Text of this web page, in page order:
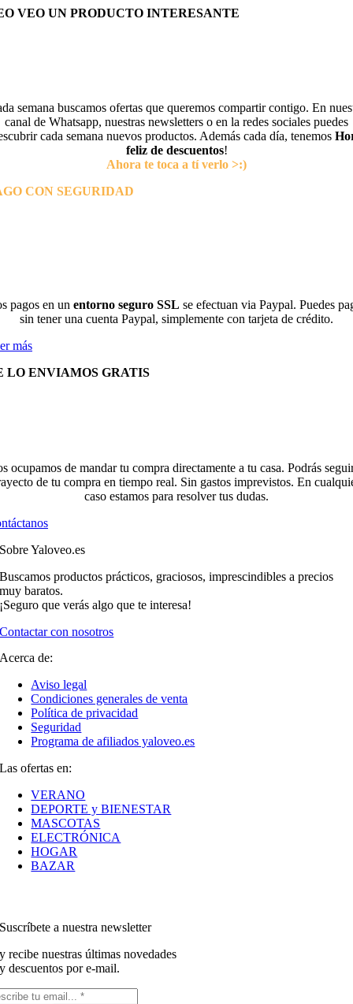
VEO UN PRODUCTO INTERESANTE
semana buscamos ofertas que queremos compartir contigo. En
canal de Whatsapp, nuestras newsletters o en la redes sociales puedes
cada semana nuevos productos. Además cada día, tenemos
feliz de descuentos!
Ahora te toca a tí verlo >:)
CON SEGURIDAD
pagos en un entorno seguro SSL se efectuan via Paypal. Puedes
sin tener una cuenta Paypal, simplemente con tarjeta de crédito.
más
LO ENVIAMOS GRATIS
ocupamos de mandar tu compra directamente a tu casa. Podrás
de tu compra en tiempo real. Sin gastos imprevistos. En
caso estamos para resolver tus dudas.
Sobre Yaloveo.es
Buscamos productos prácticos, graciosos, imprescindibles a precios
muy baratos.
¡Seguro que verás algo que te interesa!
Contactar con nosotros
Acerca de:
Aviso legal
Condiciones generales de venta
Política de privacidad
Seguridad
Programa de afiliados yaloveo.es
Las ofertas en:
VERANO
DEPORTE y BIENESTAR
MASCOTAS
ELECTRÓNICA
HOGAR
BAZAR
Suscríbete a nuestra newsletter
y recibe nuestras últimas novedades
y descuentos por e-mail.